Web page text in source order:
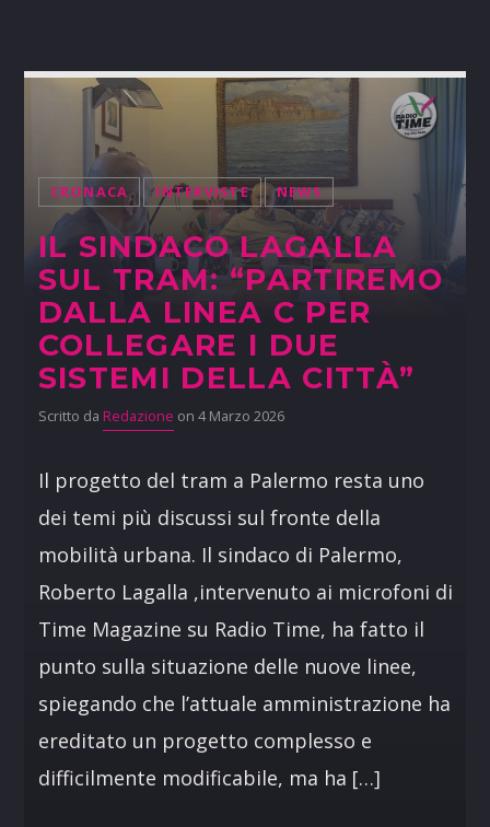
CRONACA INTERVISTE NEWS
IL SINDACO LAGALLA
SUL TRAM: “PARTIREMO
DALLA LINEA C PER
COLLEGARE I DUE
SISTEMI DELLA CITTÀ”
Scritto da Redazione on 4 Marzo 2026
Il progetto del tram a Palermo resta uno
dei temi più discussi sul fronte della
mobilità urbana. Il sindaco di Palermo,
Roberto Lagalla ,intervenuto ai microfoni di
Time Magazine su Radio Time, ha fatto il
punto sulla situazione delle nuove linee,
spiegando che l’attuale amministrazione ha
ereditato un progetto complesso e
difficilmente modificabile, ma ha […]